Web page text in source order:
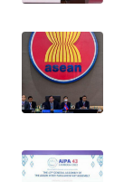
WN
MALUKU
WN
WN